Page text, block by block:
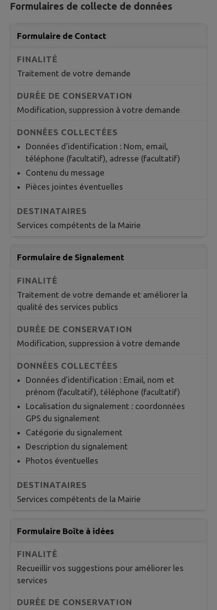
Formulaires de collecte de données
Formulaire de Contact
Traitement de votre demande
Modification, suppression à votre demande
Données d'identification : Nom, email,
téléphone (facultatif), adresse (facultatif)
Contenu du message
Pièces jointes éventuelles
Services compétents de la Mairie
Formulaire de Signalement
Traitement de votre demande et améliorer la
qualité des services publics
Modification, suppression à votre demande
Données d'identification : Email, nom et
prénom (facultatif), téléphone (facultatif)
Localisation du signalement : coordonnées
GPS du signalement
Catégorie du signalement
Description du signalement
Photos éventuelles
Services compétents de la Mairie
Formulaire Boîte à idées
Recueillir vos suggestions pour améliorer les
services